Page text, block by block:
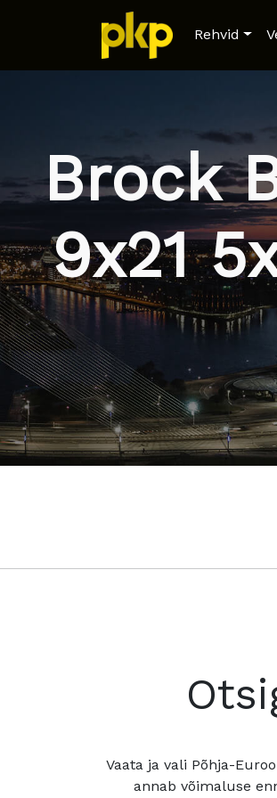
Rehvid
Brock
9x21
Vaata ja vali Põhja-
annab võimaluse